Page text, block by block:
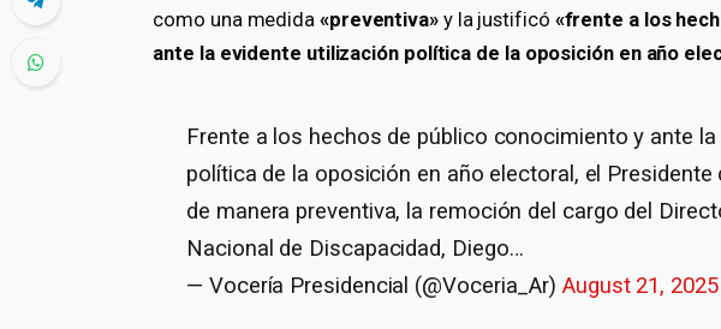
como una medida «preventiva»y la justificó «frente a los
ante la evidente utilización política de la oposición en año
Frente a los hechos de público conocimiento y ante
política de la oposición en año electoral, el Presidente
de manera preventiva, la remoción del cargo del
Nacional de Discapacidad, Diego…
— Vocería Presidencial (@Voceria_Ar)August 21, 2025